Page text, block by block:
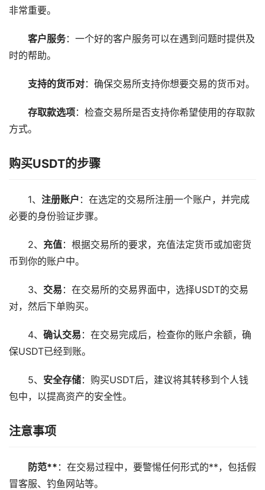
非常重要。
客户服务：一个好的客户服务可以在遇到问题时提供及
时的帮助。
支持的货币对：确保交易所支持你想要交易的货币对。
存取款选项：检查交易所是否支持你希望使用的存取款
方式。
购买USDT的步骤
1、 注册账户 ：在选定的交易所注册一个账户，并完成
必要的身份验证步骤。
2、 充值：根据交易所的要求，充值法定货币或加密货
币到你的账户中。
3、 交易 ：在交易所的交易界面中，选择USDT的交易
对，然后下单购买。
4、 确认交易 ：在交易完成后，检查你的账户余额，确
保USDT已经到账。
5、 安全存储：购买USDT后，建议将其转移到个人钱
包中，以提高资产的安全性。
注意事项
防范** ：在交易过程中，要警惕任何形式的**，包括假
冒客服、钓鱼网站等。